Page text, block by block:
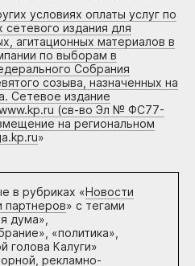
условиях оплаты услуг по
издания для
агитационных материалов в
по выборам в
Собрания
созыва, назначенных на
Сетевое издание
(св-во Эл № ФС77-
на региональном
»
в рубриках «Новости
партнеров» с тегами
дума»,
«политика»,
голова Калуги»
рекламно-